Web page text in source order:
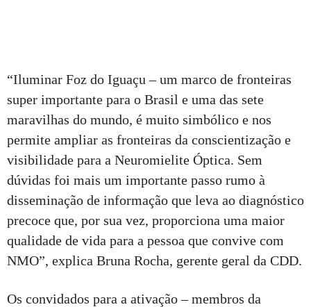
“Iluminar Foz do Iguaçu – um marco de fronteiras
super importante para o Brasil e uma das sete
maravilhas do mundo, é muito simbólico e nos
permite ampliar as fronteiras da conscientização e
visibilidade para a Neuromielite Óptica. Sem
dúvidas foi mais um importante passo rumo à
disseminação de informação que leva ao diagnóstico
precoce que, por sua vez, proporciona uma maior
qualidade de vida para a pessoa que convive com
NMO”, explica Bruna Rocha, gerente geral da CDD.
Os convidados para a ativação – membros da